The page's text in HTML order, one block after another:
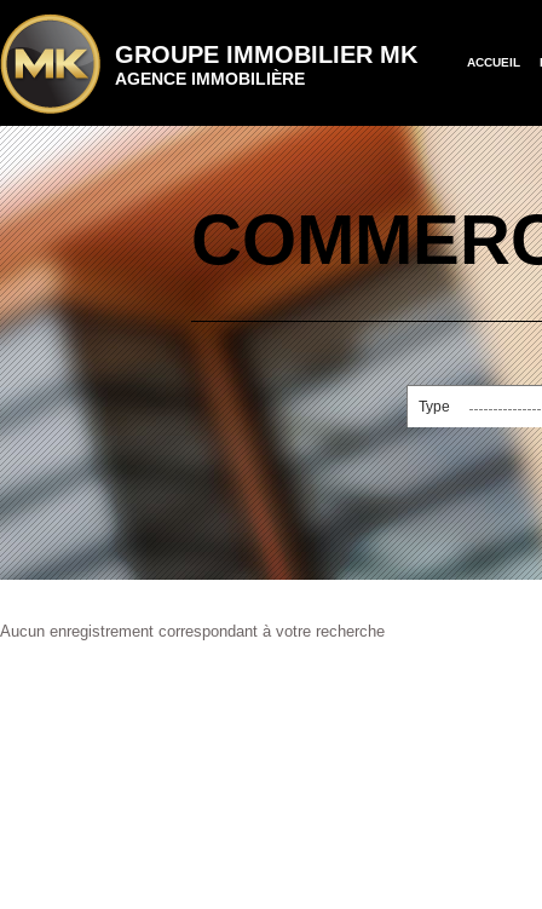
GROUPE IMMOBILIER MK
AGENCE IMMOBILIÈRE
ACCUEIL
Type
Aucun enregistrement correspondant à votre recherche